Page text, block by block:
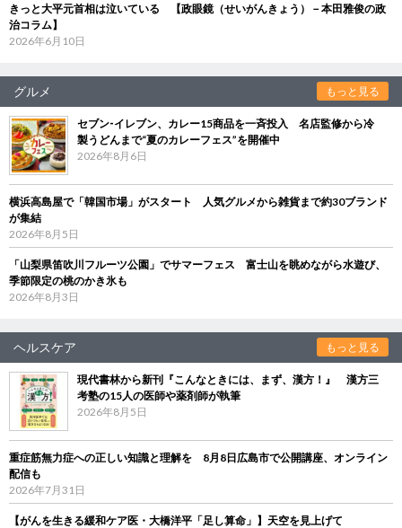
きっと大平元首相は泣いている 【政眼鏡（せいがんきょう）－本田雅俊の政
治コラム】
2026年6月10日
グルメ もっと見る
セブン‐イレブン、カレー15商品を一斉投入 名店監修から冷
製うどんまで“夏のカレーフェス”を開催中
2026年8月6日
横浜高島屋で「韓国市場」がスタート 人気グルメから雑貨まで約30ブランド
が集結
2026年8月5日
「山梨県笛吹川フルーツ公園」でサマーフェス 富士山を眺めながら水遊び、
季節限定の桃のかき氷も
2026年8月3日
ヘルスケア もっと見る
現代書林から新刊『こんなときには、まず、漢方！』 漢方三
考塾の15人の医師や薬剤師が執筆
2026年8月5日
重症筋無力症への正しい知識と理解を 8月8日広島市で公開講座、オンライン
配信も
2026年7月31日
【がんを生きる緩和ケア医・大橋洋平「足し算命」】天空を見上げて